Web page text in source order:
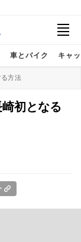
車とバイク キャ
方法
崎初となる